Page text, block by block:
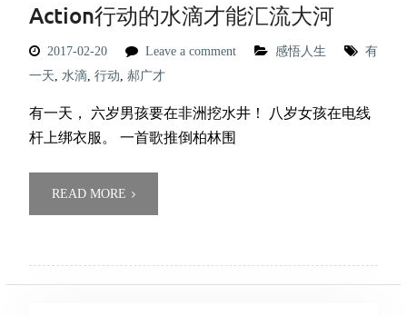
Action行动的水滴才能汇流大河
2017-02-20 Leave a comment 感悟人生
有
一天, 水滴, 行动, 郝广才
有一天， 六岁男孩要在非洲挖水井！ 八岁女孩在电线
杆上绑衣服。 一首歌推倒柏林围
READ MORE